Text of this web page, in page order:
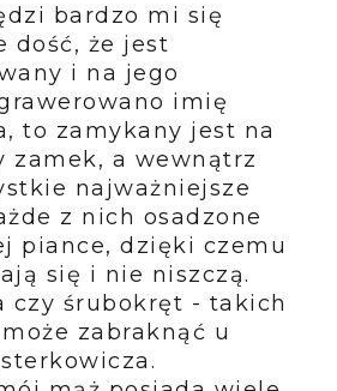
bardzo mi się
dość, że jest
i na jego
imię
to zamykany jest na
zamek, a wewnątrz
najważniejsze
z nich osadzone
piance, dzięki czemu
się i nie niszczą.
czy śrubokręt - takich
zabraknąć u